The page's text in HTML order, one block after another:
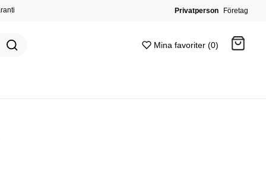
Privatperson Företag
Mina favoriter (0)